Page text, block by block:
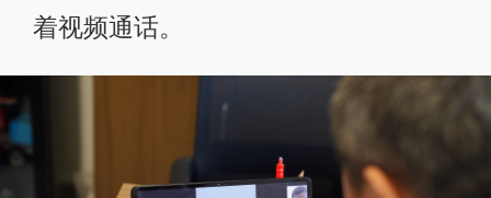
着视频通话。